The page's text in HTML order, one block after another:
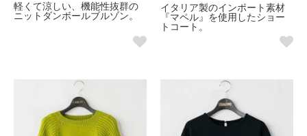
軽くて涼しい、機能性抜群の
ニットダンボールブルゾン。
イタリア製のインポート素材
『マペル』を使用したショー
トコート。